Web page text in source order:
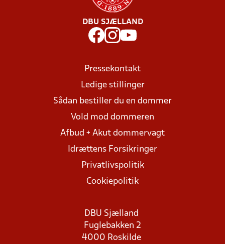
DBU SJÆLLAND
Pressekontakt
Ledige stillinger
Sådan bestiller du en dommer
Vold mod dommeren
Afbud + Akut dommervagt
Idrættens Forsikringer
Privatlivspolitik
Cookiepolitik
DBU Sjælland
Fuglebakken 2
4000 Roskilde